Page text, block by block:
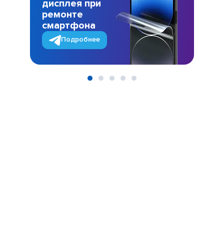
дисплея при
ремонте
смартфона
Подробнее